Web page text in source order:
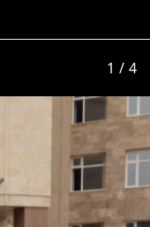
1 / 4